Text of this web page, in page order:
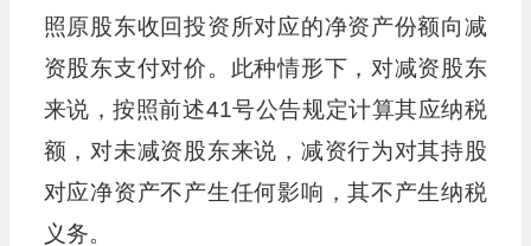
照原股东收回投资所对应的净资产份额向减
资股东支付对价。此种情形下，对减资股东
来说，按照前述41号公告规定计算其应纳税
额，对未减资股东来说，减资行为对其持股
对应净资产不产生任何影响，其不产生纳税
义务。